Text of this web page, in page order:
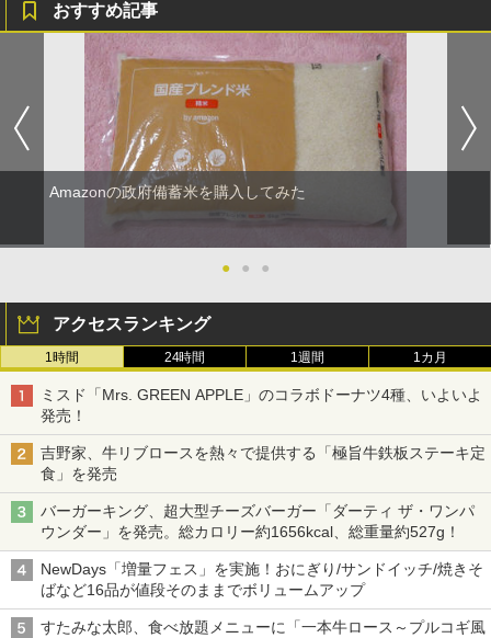
おすすめ記事
Amazonの政府備蓄米を購入してみた
● ● ●
アクセスランキング
1時間 24時間 1週間 1カ月
ミスド「Mrs. GREEN APPLE」のコラボドーナツ4種、いよいよ
発売！
吉野家、牛リブロースを熱々で提供する「極旨牛鉄板ステーキ定
食」を発売
バーガーキング、超大型チーズバーガー「ダーティ ザ・ワンパ
ウンダー」を発売。総カロリー約1656kcal、総重量約527g！
NewDays「増量フェス」を実施！おにぎり/サンドイッチ/焼きそ
ばなど16品が値段そのままでボリュームアップ
すたみな太郎、食べ放題メニューに「一本牛ロース～プルコギ風